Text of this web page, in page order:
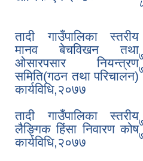
तादी गाउँपालिका स्तरीय
मानव बेचविखन तथा
ओसारपसार नियन्त्रण
समिति(गठन तथा परिचालन)
कार्यविधि,२०७७
तादी गाउँपालिका स्तरीय
लैङ्गिक हिंसा निवारण कोष
कार्यविधि,२०७७